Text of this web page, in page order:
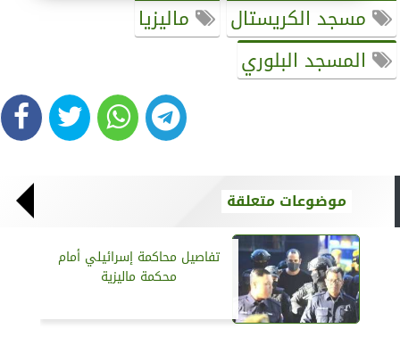
مسجد الكريستال
ماليزيا
المسجد البلوري
موضوعات متعلقة
تفاصيل محاكمة إسرائيلي أمام
محكمة ماليزية